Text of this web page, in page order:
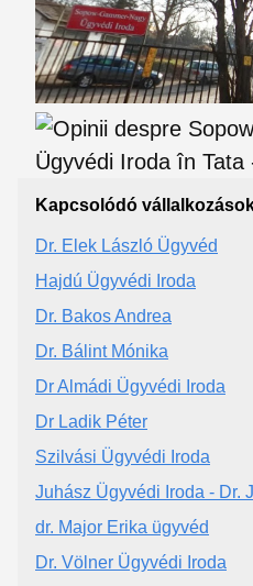
Kapcsolódó
Dr. Elek László Ügyvéd
Hajdú Ügyvédi Iroda
Dr. Bakos Andrea
Dr. Bálint Mónika
Dr Almádi Ügyvédi Iroda
Dr Ladik Péter
Szilvási Ügyvédi Iroda
Juhász Ügyvédi Iroda - Dr.
dr. Major Erika ügyvéd
Dr. Völner Ügyvédi Iroda